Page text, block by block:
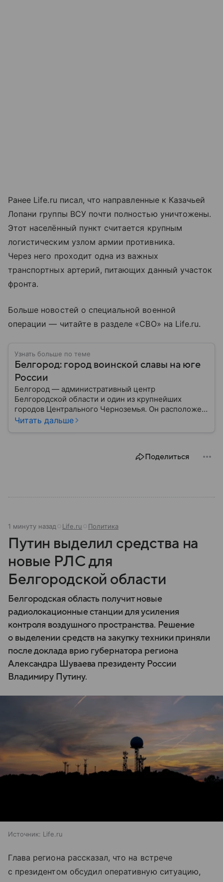
Ранее Life.ru писал, что направленные к Казачьей
Лопани группы ВСУ почти полностью уничтожены.
Этот населённый пункт считается крупным
логистическим узлом армии противника.
Через него проходит одна из важных
транспортных артерий, питающих данный участок
фронта.
Больше новостей о специальной военной
операции — читайте в разделе «СВО» на Life.ru.
Узнать больше по теме
Белгород: город воинской славы на юге
России
Белгород — административный центр
Белгородской области и один из крупнейших
городов Центрального Черноземья. Он расположен
недалеко от российско-украинской границы и
становился ареной крупных военных событий, а
Читать дальше
Поделиться
1 минуту назад Life.ru Политика
Путин выделил средства на
новые РЛС для
Белгородской области
Белгородская область получит новые
радиолокационные станции для усиления
контроля воздушного пространства. Решение
о выделении средств на закупку техники приняли
после доклада врио губернатора региона
Александра Шуваева президенту России
Владимиру Путину.
Источник: Life.ru
Глава региона рассказал, что на встрече
с президентом обсудил оперативную ситуацию,